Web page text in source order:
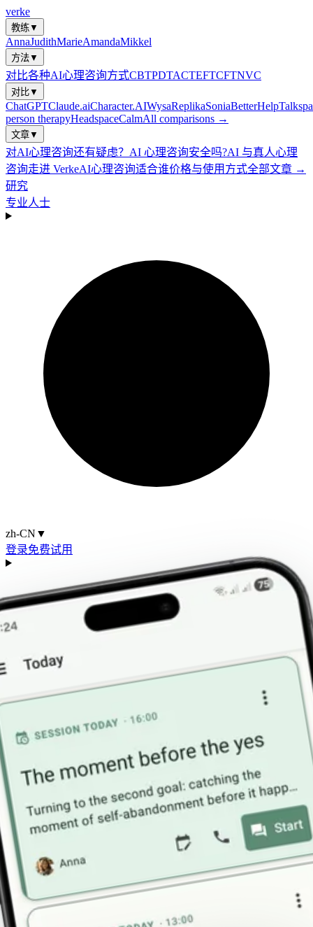
verke
教练▼
AnnaJudithMarieAmandaMikkel
方法▼
对比各种AI心理咨询方式CBTPDTACTEFTCFTNVC
对比▼
ChatGPTClaude.aiCharacter.AIWysaReplikaSoniaBetterHelp
person therapyHeadspaceCalmAll comparisons →
文章▼
对AI心理咨询还有疑虑？ AI 心理咨询安全吗?AI 与真人心理
咨询走进 VerkeAI心理咨询适合谁价格与使用方式全部文章 →
研究
专业人士
zh-CN ▼
登录免费试用